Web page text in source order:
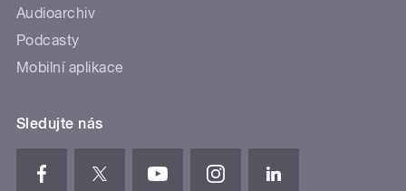
Audioarchiv
Podcasty
Mobilní aplikace
Sledujte nás